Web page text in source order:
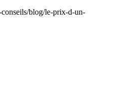
blog/le-prix-d-un-